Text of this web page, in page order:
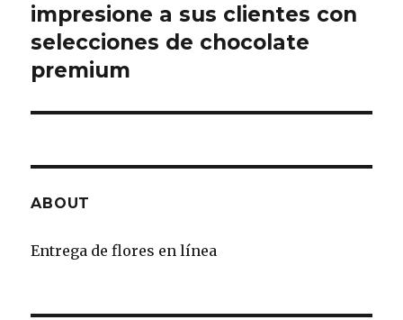
post:
impresione a sus clientes con
selecciones de chocolate
premium
ABOUT
Entrega de flores en línea